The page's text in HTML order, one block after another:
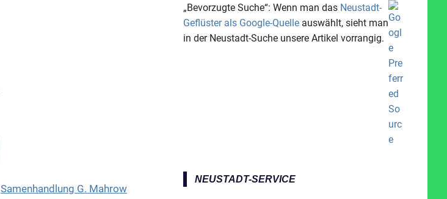
Samenhandlung G. Mahrow
„Bevorzugte Suche“: Wenn man das Neustadt-
Geflüster als Google-Quelle auswählt, sieht man
in der Neustadt-Suche unsere Artikel vorrangig.
NEUSTADT-SERVICE